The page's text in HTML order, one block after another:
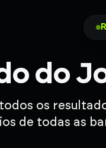
do
os
de todas as